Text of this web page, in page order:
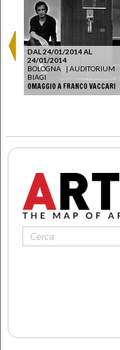
DAL 24/01/2014 AL
24/01/2014
BOLOGNA
| AUDITORIUM
BIAGI
OMAGGIO A FRANCO VACCARI